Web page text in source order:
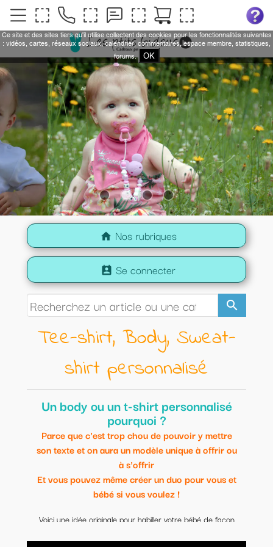
home Nos rubriques
search
perm_contact_calendar Se connecter
Tee-shirt, Body, Sweat-
shirt personnalisé
Un body ou un t-shirt personnalisé
pourquoi ?
Parce que c'est trop chou de pouvoir y mettre
son texte et on aura un modèle unique à offrir ou
à s'offrir
Et vous pouvez même créer un duo pour vous et
bébé si vous voulez !
Voici une idée originale pour habiller votre bébé de façon
Modèles uniques et personnalisables.
Ce site et des sites tiers qu'il utilise collectent des cookies pour les fonctionnalités suivantes
: vidéos, cartes, réseaux sociaux, calendrier, commentaires, espace membre, statistiques,
forums.
OK